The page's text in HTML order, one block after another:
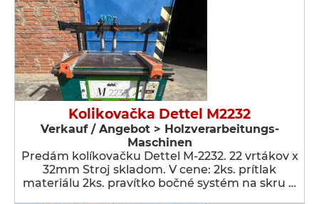
Kolikovačka Dettel M2232
Verkauf / Angebot > Holzverarbeitungs-
Maschinen
Predám kolíkovačku Dettel M-2232. 22 vrtákov x
32mm Stroj skladom. V cene: 2ks. prítlak
materiálu 2ks. pravítko bočné systém na skru …